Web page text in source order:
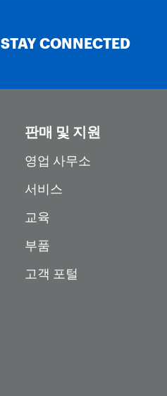
STAY CONNECTED
판매 및 지원
영업 사무소
서비스
교육
부품
고객 포털